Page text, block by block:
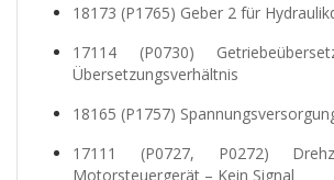
18173 (P1765) Geber 2 für
17114 (P0730)
Übersetzungsverhältnis
18165 (P1757)
17111 (P0727, P0272)
Motorsteuergerät – Kein Signal